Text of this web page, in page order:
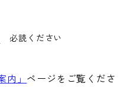
必読ください
内」 ページをご覧くださ